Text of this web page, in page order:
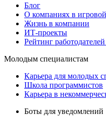
Блог
О компаниях в
Жизнь в компании
ИТ-проекты
Рейтинг
Молодым специалистам
Карьера для молодых
Школа программистов
Карьера в
Боты для уведомлений